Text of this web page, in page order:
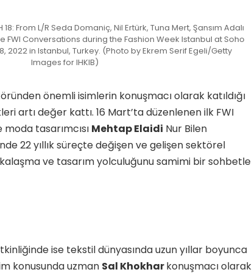
18: From L/R Seda Domaniç, Nil Ertürk, Tuna Mert, Şansım Adalı
FWI Conversations during the Fashion Week Istanbul at Soho
2022 in Istanbul, Turkey. (Photo by Ekrem Serif Egeli/Getty
Images for IHKIB)
önemli isimlerin konuşmacı olarak katıldığı
artı değer kattı. 16 Mart’ta düzenlenen ilk FWI
tasarımcısı Mehtap Elaidi Nur Bilen
22 yıllık süreçte değişen ve gelişen sektörel
ve tasarım yolculuğunu samimi bir sohbetle
ise tekstil dünyasında uzun yıllar boyunca
konusunda uzman Sal Khokharkonuşmacı olarak